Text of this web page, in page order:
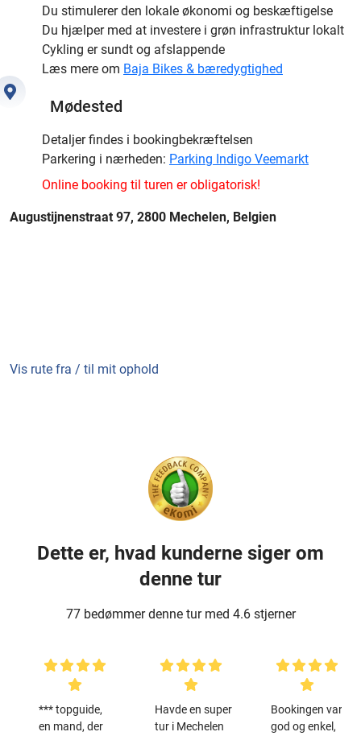
Du stimulerer den lokale økonomi og beskæftigelse
Du hjælper med at investere i grøn infrastruktur lokalt
Cykling er sundt og afslappende
Læs mere om Baja Bikes & bæredygtighed
Mødested
Detaljer findes i bookingbekræftelsen
Parkering i nærheden: Parking Indigo Veemarkt
Online booking til turen er obligatorisk!
Augustijnenstraat 97, 2800 Mechelen, Belgien
Vis rute fra / til mit ophold
Dette er, hvad kunderne siger om
denne tur
77 bedømmer denne tur med 4.6 stjerner
*** topguide,
en mand, der
Havde en super
tur i Mechelen
Bookingen var
god og enkel,